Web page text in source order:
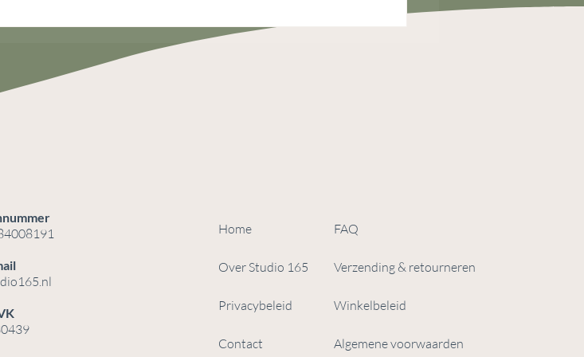
Home
Over Studio 165
Privacybeleid
Contact
FAQ
Verzending & retourneren
Winkelbeleid
Algemene voorwaarden